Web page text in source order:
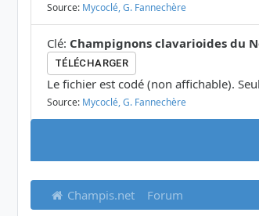
Source: Mycoclé, G. Fannechère
Clé: Champignons clavarioides du
TÉLÉCHARGER
Le fichier est codé (non affichable).
Source: Mycoclé, G. Fannechère
Champis.net Forum